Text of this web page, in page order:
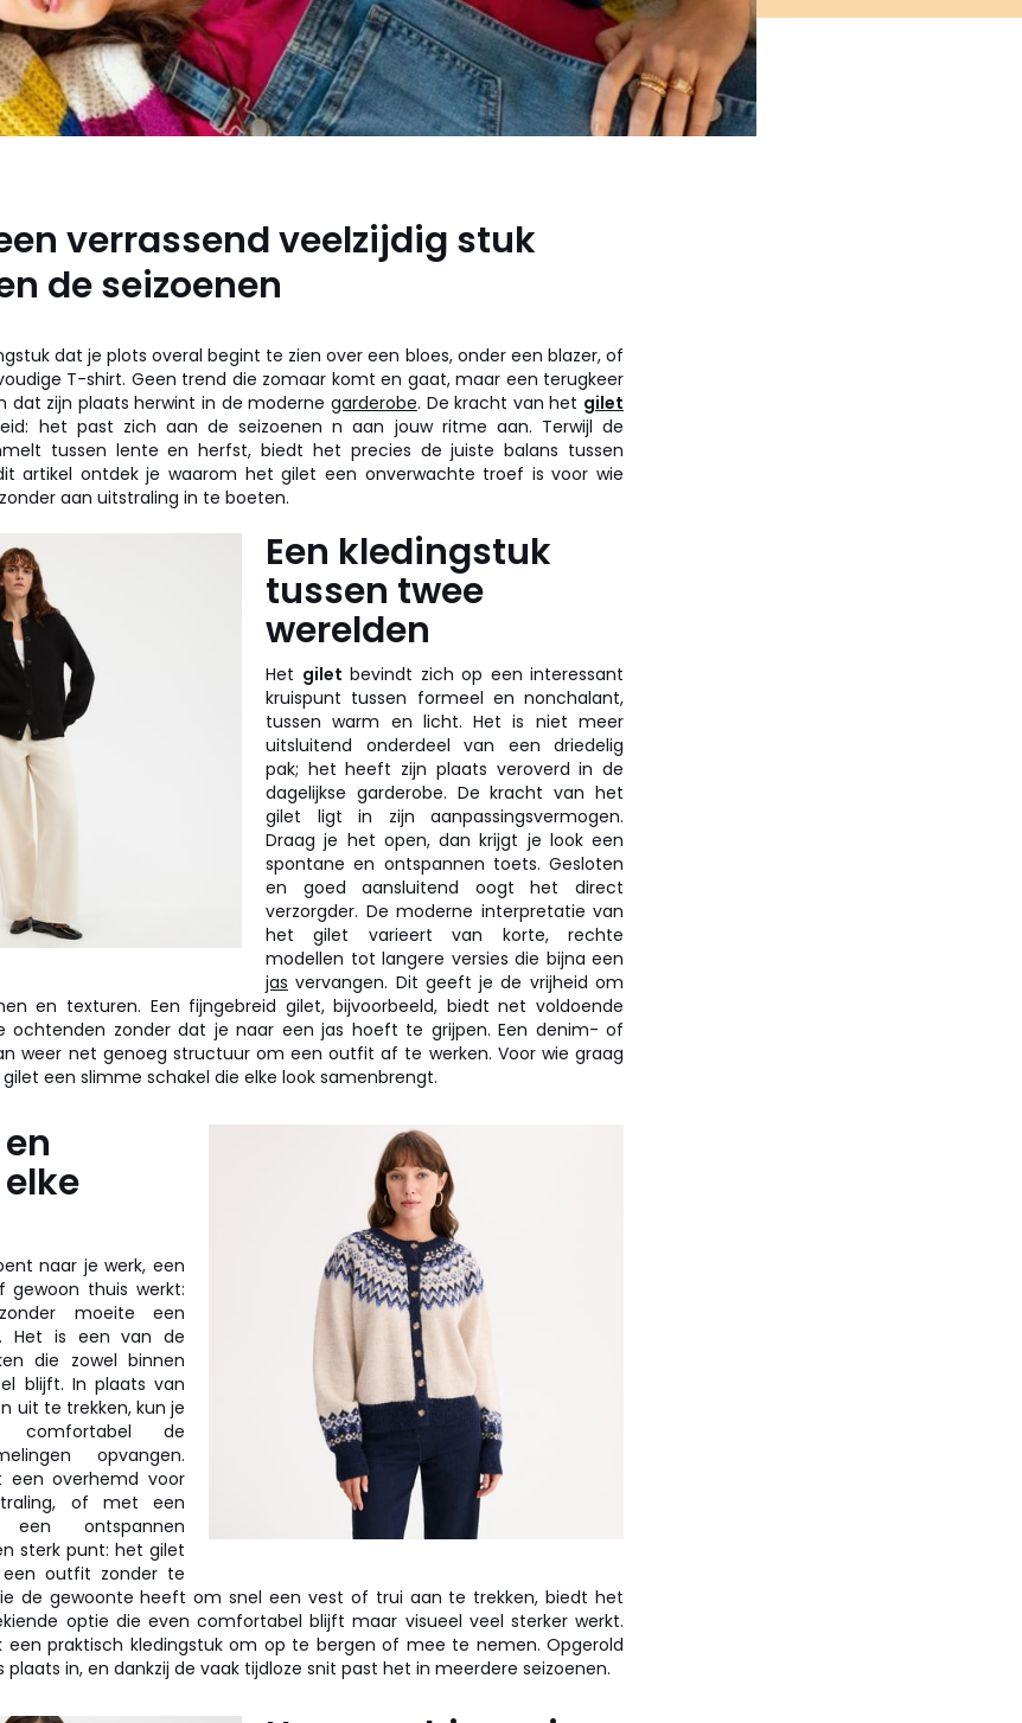
verrassend veelzijdig stuk
de seizoenen
dat je plots overal begint te zien over een bloes, onder een blazer, of
T-shirt. Geen trend die zomaar komt en gaat, maar een terugkeer
dat zijn plaats herwint in de moderne garderobe. De kracht van het gilet
het past zich aan de seizoenen n aan jouw ritme aan. Terwijl de
tussen lente en herfst, biedt het precies de juiste balans tussen
artikel ontdek je waarom het gilet een onverwachte troef is voor wie
aan uitstraling in te boeten.
Een kledingstuk
tussen twee
werelden
Het gilet bevindt zich op een interessant
kruispunt tussen formeel en nonchalant,
tussen warm en licht. Het is niet meer
uitsluitend onderdeel van een driedelig
pak; het heeft zijn plaats veroverd in de
dagelijkse garderobe. De kracht van het
gilet ligt in zijn aanpassingsvermogen.
Draag je het open, dan krijgt je look een
spontane en ontspannen toets. Gesloten
en goed aansluitend oogt het direct
verzorgder. De moderne interpretatie van
het gilet varieert van korte, rechte
modellen tot langere versies die bijna een
jas vervangen. Dit geeft je de vrijheid om
en texturen. Een fijngebreid gilet, bijvoorbeeld, biedt net voldoende
ochtenden zonder dat je naar een jas hoeft te grijpen. Een denim- of
weer net genoeg structuur om een outfit af te werken. Voor wie graag
een slimme schakel die elke look samenbrengt.
naar je werk, een
gewoon thuis werkt:
moeite een
Het is een van de
die zowel binnen
blijft. In plaats van
uit te trekken, kun je
de
opvangen.
overhemd voor
of met een
ontspannen
sterk punt: het gilet
outfit zonder te
de gewoonte heeft om snel een vest of trui aan te trekken, biedt het
optie die even comfortabel blijft maar visueel veel sterker werkt.
een praktisch kledingstuk om op te bergen of mee te nemen. Opgerold
in, en dankzij de vaak tijdloze snit past het in meerdere seizoenen.